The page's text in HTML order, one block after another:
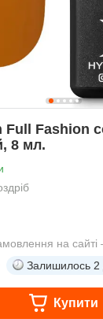
Full Fashion
8 мл.
на
Залишилось 2
Купити